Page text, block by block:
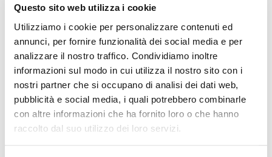
Questo sito web utilizza i cookie
Utilizziamo i cookie per personalizzare contenuti ed
annunci, per fornire funzionalità dei social media e per
analizzare il nostro traffico. Condividiamo inoltre
informazioni sul modo in cui utilizza il nostro sito con i
nostri partner che si occupano di analisi dei dati web,
pubblicità e social media, i quali potrebbero combinarle
con altre informazioni che ha fornito loro o che hanno
raccolto dal suo utilizzo dei loro servizi.
TAG CLOUD
allontanamento dei piccioni
allontanamento piccioni allontanamento
piccioni milano
allontanamento